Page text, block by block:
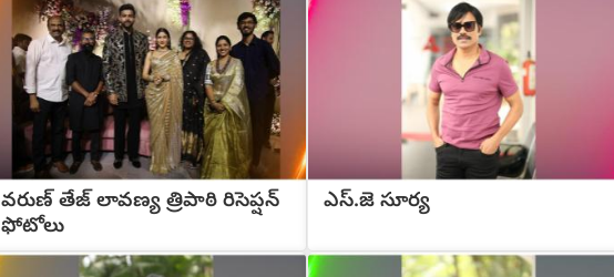
వరుణ్ తేజ్ లావణ్య త్రిపాఠి రిసెప్షన్
ఫోటోలు
ఎస్.జె సూర్య